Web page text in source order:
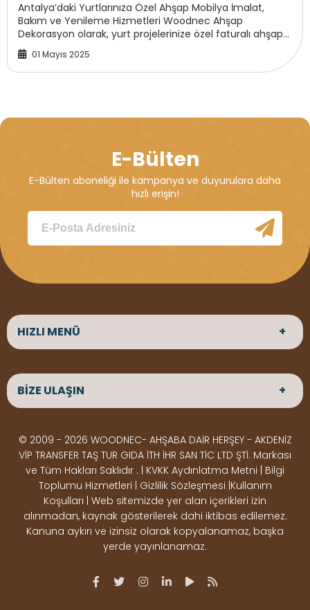
Antalya’daki Yurtlarınıza Özel Ahşap Mobilya İmalat,
Bakım ve Yenileme Hizmetleri Woodnec Ahşap
Dekorasyon olarak, yurt projelerinize özel faturalı ahşap
mobilya imalatı, bakım ve yenileme hizmetleri ...
01 Mayıs 2025
E-Bülten
E-Bülten aboneliği ile kampanya ve duyurulara daha
hızlı erişin!
HIZLI MENÜ
ANASAYFA
HAKKIMIZDA
ÜRÜNLER
Çeşitlerimiz
Çeşitlerimiz
Kereste
Çeşitlerimiz
Ahşap
Pergole
Ürünler
Deck Montaj
Ahşap
Dekorasyon
OSB,
BİZE ULAŞIN
BİZE ULAŞIN
Altınkale mah Osmangazi cad. no 355 Döşemealtı
Antalya
ÇALIŞMA SAATLERİ
Hafta içi : Haftaiçi 09:00 - 18:00
Hafta sonu : Cumartesi 10:00 - 15:00
İLETİŞİM
© 2009 - 2026 WOODNEC- AHŞABA DAİR HERŞEY - AKDENİZ
VİP TRANSFER TAŞ TUR GIDA İTH İHR SAN TİC LTD ŞTİ. Markası
ve Tüm Hakları Saklıdır . | KVKK Aydınlatma Metni | Bilgi
Toplumu Hizmetleri | Gizlilik Sözleşmesi |Kullanım
Koşulları | Web sitemizde yer alan içerikleri izin
alınmadan, kaynak gösterilerek dahi iktibas edilemez.
Kanuna aykırı ve izinsiz olarak kopyalanamaz, başka
yerde yayınlanamaz.